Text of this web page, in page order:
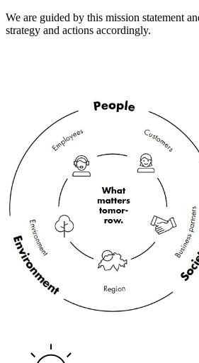
We are guided by this mission statement
strategy and actions accordingly.